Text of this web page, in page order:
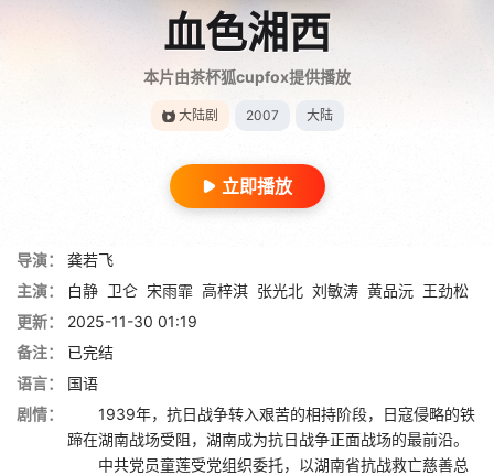
血色湘西
本片由茶杯狐cupfox提供播放
大陆剧 2007 大陆
立即播放
导演：
龚若飞
主演：
白静 卫仑 宋雨霏 高梓淇 张光北 刘敏涛 黄品沅 王劲松
更新：
2025-11-30 01:19
备注：
已完结
语言：
国语
剧情：
1939年，抗日战争转入艰苦的相持阶段，日寇侵略的铁
蹄在湖南战场受阻，湖南成为抗日战争正面战场的最前沿。
中共党员童莲受党组织委托，以湖南省抗战救亡慈善总